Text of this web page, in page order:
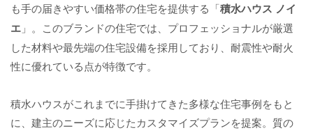
も手の届きやすい価格帯の住宅を提供する「積水ハウス ノイ
エ 」。このブランドの住宅では、プロフェッショナルが厳選
した材料や最先端の住宅設備を採用しており、耐震性や耐火
性に優れている点が特徴です。
積水ハウスがこれまでに手掛けてきた多様な住宅事例をもと
に、建主のニーズに応じたカスタマイズプランを提案。質の